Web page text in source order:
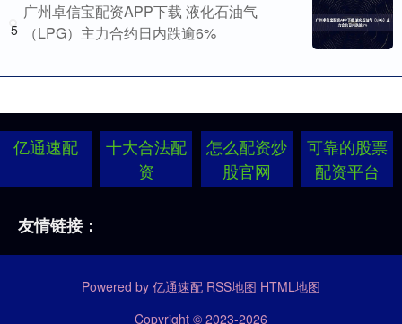
5
广州卓信宝配资APP下载 液化石油气
（LPG）主力合约日内跌逾6%
亿通速配
十大合法配
资
怎么配资炒
股官网
可靠的股票
配资平台
友情链接：
Powered by 亿通速配 RSS地图 HTML地图
Copyright © 2023-2026